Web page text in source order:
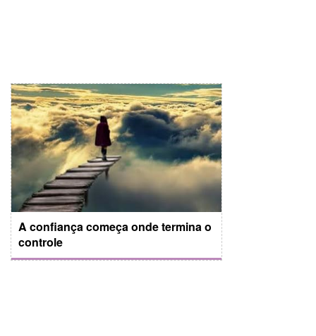
A confiança começa onde termina o
controle